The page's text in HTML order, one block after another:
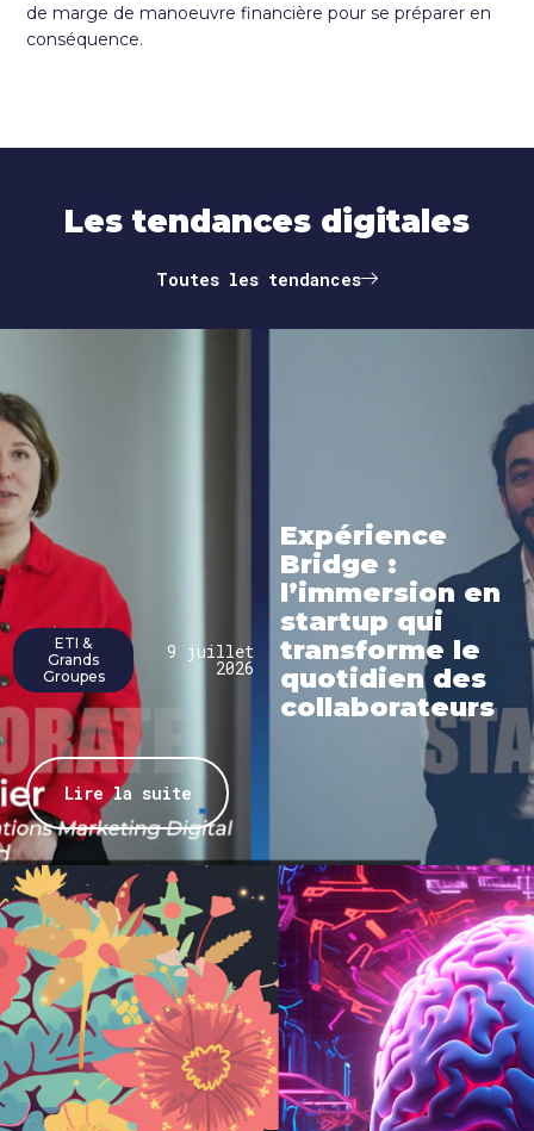
de marge de manoeuvre financière pour se préparer en
conséquence.
Les tendances
Les tendances digitales
Toutes les tendances
ETI &
Grands
Groupes
9 juillet
2026
Expérience
Bridge :
l’immersion en
startup qui
transforme le
quotidien des
collaborateurs
Lire la suite